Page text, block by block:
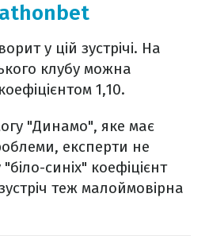
у цій зустрічі. На
клубу можна
1,10.
"Динамо", яке має
експерти не
синіх" коефіцієнт
теж малоймовірна